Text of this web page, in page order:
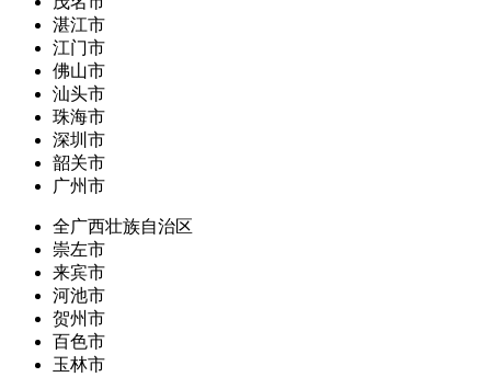
湛江市
江门市
佛山市
汕头市
珠海市
深圳市
韶关市
广州市
全广西壮族自治区
崇左市
来宾市
河池市
贺州市
百色市
玉林市